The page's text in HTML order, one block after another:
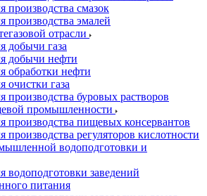
производства смазок
производства эмалей
отрасли
добычи газа
добычи нефти
обработки нефти
очистки газа
производства буровых растворов
промышленности
производства пищевых консервантов
производства регуляторов кислотности
водоподготовки и
водоподготовки заведений
питания